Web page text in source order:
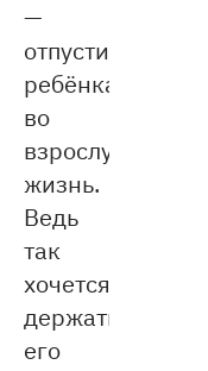
—
отпустить
ребёнка
во
взрослую
жизнь.
Ведь
так
хочется
держать
его